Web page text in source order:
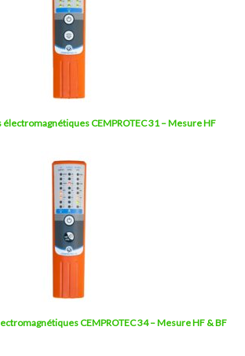
électromagnétiques CEMPROTEC 31 – Mesure HF
CEMPROTEC 34 – Mesure HF & BF